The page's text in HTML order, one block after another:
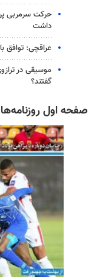
حرکت سرمربی
داشت
عراقچی: توافق با
موسیقی در
گفتند؟
صفحه اول روزنامه‌ها